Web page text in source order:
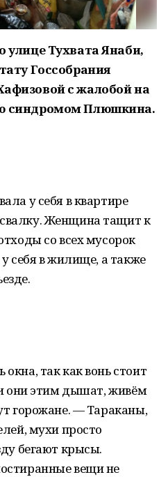
Тухвата Янаби,
Госсобрания
с жалобой на
синдромом Плюшкина.
у себя в квартире
Женщина тащит к
со всех мусорок
себя в жилище, а также
так как вонь стоит
они этим дышат, живём
горожане. — Тараканы,
мухи просто
бегают крысы.
вещи не